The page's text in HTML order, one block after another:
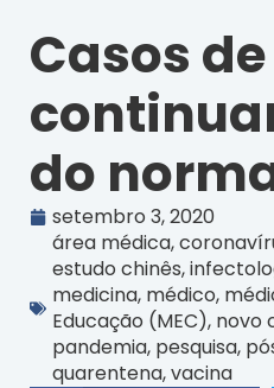
Casos de
do
setembro 3, 2020
área médica,
estudo chinês,
medicina, médico,
Educação (MEC), novo
pandemia, pesquisa,
quarentena,vacina